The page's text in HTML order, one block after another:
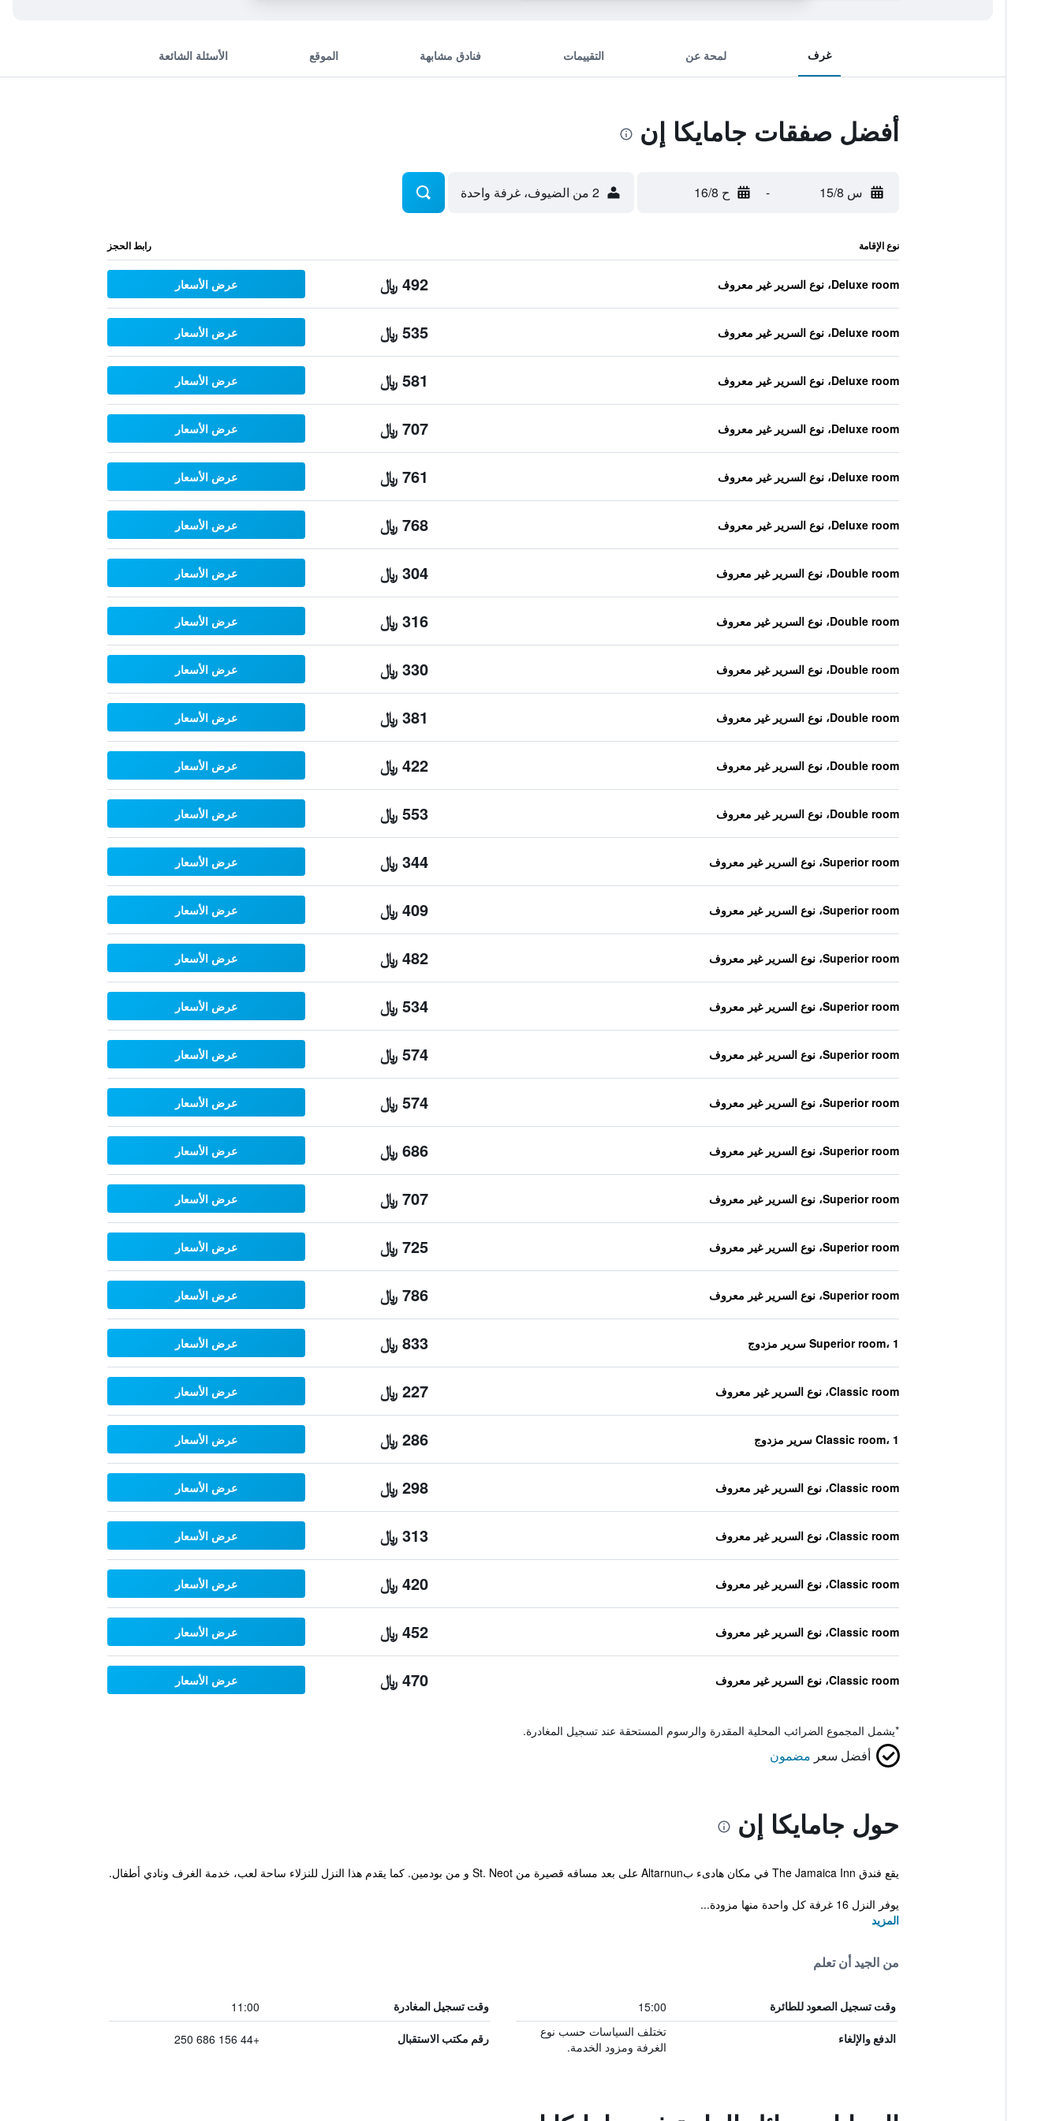
غرف لمحة عن التقييمات فنادق مشابهة الموقع الأسئلة الشائعة
أفضل صفقات جامايكا إن
س 15/8 - ح 16/8 2 من الضيوف، غرفة واحدة
نوع الإقامة رابط الحجز
Deluxe room، نوع السرير غير معروف 492 ﷼ عرض الأسعار
Deluxe room، نوع السرير غير معروف 535 ﷼ عرض الأسعار
Deluxe room، نوع السرير غير معروف 581 ﷼ عرض الأسعار
Deluxe room، نوع السرير غير معروف 707 ﷼ عرض الأسعار
Deluxe room، نوع السرير غير معروف 761 ﷼ عرض الأسعار
Deluxe room، نوع السرير غير معروف 768 ﷼ عرض الأسعار
Double room، نوع السرير غير معروف 304 ﷼ عرض الأسعار
Double room، نوع السرير غير معروف 316 ﷼ عرض الأسعار
Double room، نوع السرير غير معروف 330 ﷼ عرض الأسعار
Double room، نوع السرير غير معروف 381 ﷼ عرض الأسعار
Double room، نوع السرير غير معروف 422 ﷼ عرض الأسعار
Double room، نوع السرير غير معروف 553 ﷼ عرض الأسعار
Superior room، نوع السرير غير معروف 344 ﷼ عرض الأسعار
Superior room، نوع السرير غير معروف 409 ﷼ عرض الأسعار
Superior room، نوع السرير غير معروف 482 ﷼ عرض الأسعار
Superior room، نوع السرير غير معروف 534 ﷼ عرض الأسعار
Superior room، نوع السرير غير معروف 574 ﷼ عرض الأسعار
Superior room، نوع السرير غير معروف 574 ﷼ عرض الأسعار
Superior room، نوع السرير غير معروف 686 ﷼ عرض الأسعار
Superior room، نوع السرير غير معروف 707 ﷼ عرض الأسعار
Superior room، نوع السرير غير معروف 725 ﷼ عرض الأسعار
Superior room، نوع السرير غير معروف 786 ﷼ عرض الأسعار
Superior room، 1 سرير مزدوج 833 ﷼ عرض الأسعار
Classic room، نوع السرير غير معروف 227 ﷼ عرض الأسعار
Classic room، 1 سرير مزدوج 286 ﷼ عرض الأسعار
Classic room، نوع السرير غير معروف 298 ﷼ عرض الأسعار
Classic room، نوع السرير غير معروف 313 ﷼ عرض الأسعار
Classic room، نوع السرير غير معروف 420 ﷼ عرض الأسعار
Classic room، نوع السرير غير معروف 452 ﷼ عرض الأسعار
Classic room، نوع السرير غير معروف 470 ﷼ عرض الأسعار
*يشمل المجموع الضرائب المحلية المقدرة والرسوم المستحقة عند تسجيل المغادرة.
أفضل سعر مضمون
حول جامايكا إن
يقع فندق The Jamaica Inn في مكان هادىء بAltarnun على بعد مسافه قصيرة من St. Neot و من بودمين. كما يقدم هذا النزل للنزلاء ساحة لعب، خدمة الغرف ونادي أطفال.
يوفر النزل 16 غرفة كل واحدة منها مزودة...
المزيد
من الجيد أن تعلم
وقت تسجيل الصعود للطائرة 15:00 وقت تسجيل المغادرة 11:00
الدفع والإلغاء
تختلف السياسات حسب نوع
الغرفة ومزود الخدمة.
رقم مكتب الاستقبال +44 156 686 250